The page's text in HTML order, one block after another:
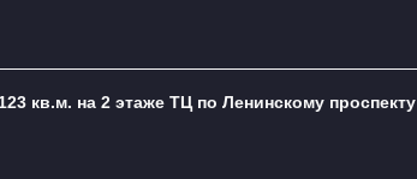
кв.м. на 2 этаже ТЦ по Ленинскому проспекту